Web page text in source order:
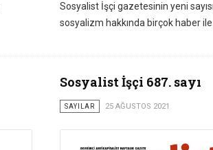
Sosyalist İşçi gazetesinin yeni
sosyalizm hakkında birçok haber
Sosyalist İşçi 687. sayı
SAYILAR 25 AĞUSTOS 2021